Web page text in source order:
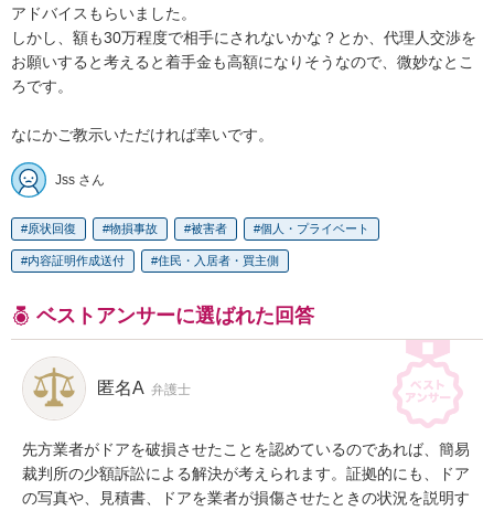
アドバイスもらいました。
しかし、額も30万程度で相手にされないかな？とか、代理人交渉を
お願いすると考えると着手金も高額になりそうなので、微妙なとこ
ろです。
なにかご教示いただければ幸いです。
Jss さん
原状回復 物損事故 被害者 個人・プライベート
内容証明作成送付 住民・入居者・買主側
ベストアンサーに選ばれた回答
匿名A 弁護士
先方業者がドアを破損させたことを認めているのであれば、簡易
裁判所の少額訴訟による解決が考えられます。証拠的にも、ドア
の写真や、見積書、ドアを業者が損傷させたときの状況を説明す